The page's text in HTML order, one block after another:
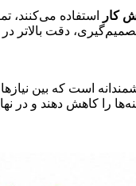
کار
استفاده
دقت
است که بین
را کاهش دهند و در